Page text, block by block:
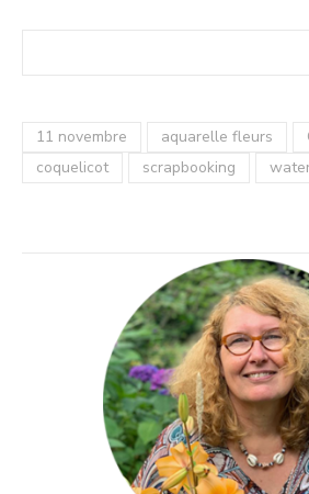
11 novembre aquarelle fleurs
coquelicot
scrapbooking